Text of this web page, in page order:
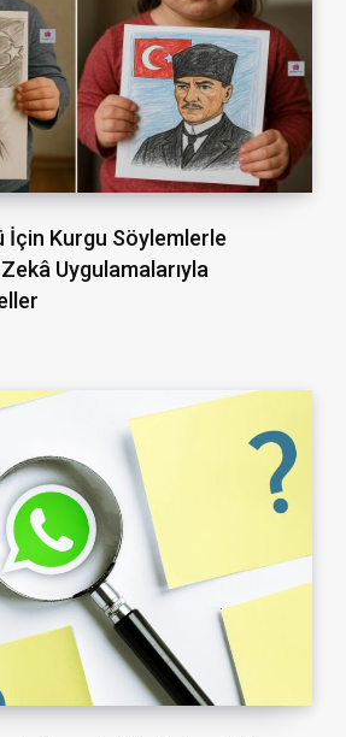
İçin Kurgu Söylemlerle
Uygulamalarıyla